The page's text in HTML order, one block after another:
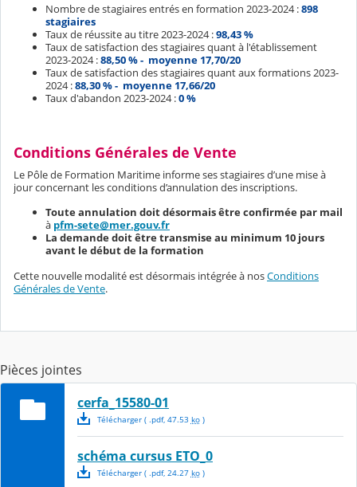
Nombre de stagiaires entrés en formation 2023-2024 :898
stagiaires
Taux de réussite au titre 2023-2024 :98,43 %
Taux de satisfaction des stagiaires quant à l'établissement
2023-2024 :88,50 % - moyenne 17,70/20
Taux de satisfaction des stagiaires quant aux formations 2023-
2024 :88,30 % - moyenne 17,66/20
Taux d'abandon 2023-2024 :0 %
Conditions Générales de Vente
Le Pôle de Formation Maritime informe ses stagiaires d’une mise à
jour concernant les conditions d’annulation des inscriptions.
Toute annulation doit désormais être confirmée par mail
à pfm-sete@mer.gouv.fr
La demande doit être transmise au minimum 10 jours
avant le début de la formation
Cette nouvelle modalité est désormais intégrée à nosConditions
Générales de Vente.
Pièces jointes
cerfa_15580-01
Télécharger( .pdf, 47.53 ko)
schéma cursus ETO_0
Télécharger( .pdf, 24.27 ko)